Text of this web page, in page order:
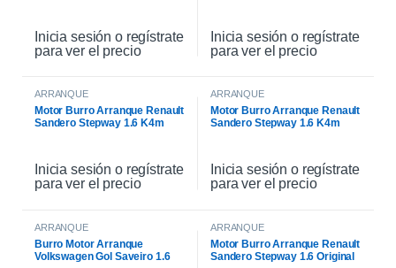
Inicia sesión o regístrate
para ver el precio
Inicia sesión o regístrate
para ver el precio
ARRANQUE
Motor Burro Arranque Renault
Sandero Stepway 1.6 K4m
Inicia sesión o regístrate
para ver el precio
ARRANQUE
Motor Burro Arranque Renault
Sandero Stepway 1.6 K4m
Inicia sesión o regístrate
para ver el precio
ARRANQUE
Burro Motor Arranque
Volkswagen Gol Saveiro 1.6
ARRANQUE
Motor Burro Arranque Renault
Sandero Stepway 1.6 Original